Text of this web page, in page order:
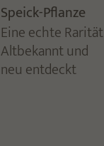
Speick-Pflanze
Eine echte Rarität
Altbekannt und
neu entdeckt